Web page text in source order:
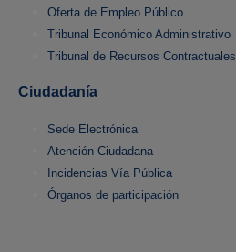
Oferta de Empleo Público
Tribunal Económico Administrativo
Tribunal de Recursos Contractuales
Ciudadanía
Sede Electrónica
Atención Ciudadana
Incidencias Vía Pública
Órganos de participación